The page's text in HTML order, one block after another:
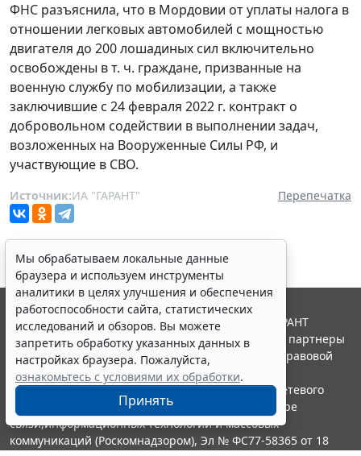
ФНС разъяснила, что в Мордовии от уплаты налога в
отношении легковых автомобилей с мощностью
двигателя до 200 лошадиных сил включительно
освобождены в т. ч. граждане, призванные на
военную службу по мобилизации, а также
заключившие с 24 февраля 2022 г. контракт о
добровольном содействии в выполнении задач,
возложенных на Вооруженные Силы РФ, и
участвующие в СВО.
Источник:ИА "ГАРАНТ" Перепечатка
Мы обрабатываем локальные данные
браузера и используем инструменты
аналитики в целях улучшения и обеспечения
работоспособности сайта, статистических
исследований и обзоров. Вы можете
запретить обработку указанных данных в
настройках браузера. Пожалуйста,
ознакомьтесь с условиями их обработки.
Принять
© ООО "НПП "ГАРАНТ-СЕРВИС", 2026. Система ГАРАНТ
выпускается с 1990 года. Компания "Гарант" и ее партнеры
являются участниками Российской ассоциации правовой
информации ГАРАНТ.
Портал ГАРАНТ.РУ зарегистрирован в качестве сетевого
издания Федеральной службой по надзору в сфере
связи,информационных технологий и массовых
коммуникаций (Роскомнадзором), Эл № ФС77-58365 от 18